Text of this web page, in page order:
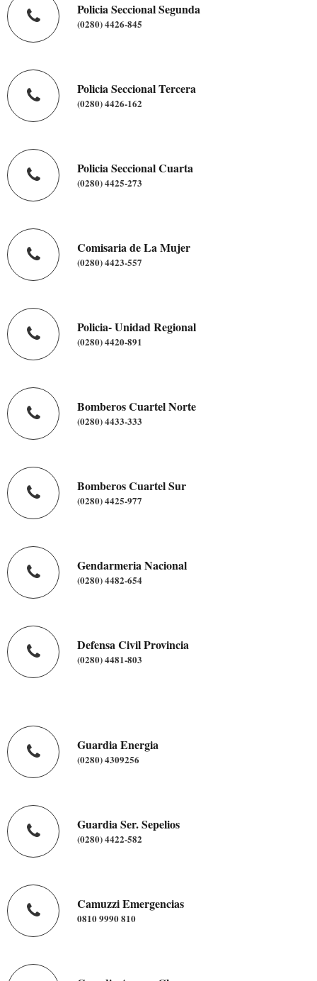
Policia Seccional Segunda
(0280) 4426-845
Policia Seccional Tercera
(0280) 4426-162
Policia Seccional Cuarta
(0280) 4425-273
Comisaria de La Mujer
(0280) 4423-557
Policia- Unidad Regional
(0280) 4420-891
Bomberos Cuartel Norte
(0280) 4433-333
Bomberos Cuartel Sur
(0280) 4425-977
Gendarmeria Nacional
(0280) 4482-654
Defensa Civil Provincia
(0280) 4481-803
Guardia Energia
(0280) 4309256
Guardia Ser. Sepelios
(0280) 4422-582
Camuzzi Emergencias
0810 9990 810